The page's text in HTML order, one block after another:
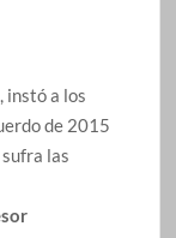
instó a los
de 2015
las